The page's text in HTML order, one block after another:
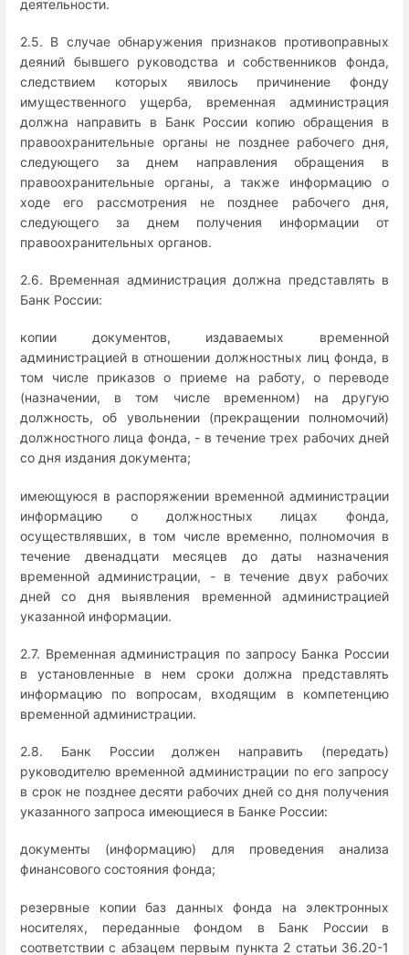
деятельности.
2.5. В случае обнаружения признаков противоправных
деяний бывшего руководства и собственников фонда,
следствием которых явилось причинение фонду
имущественного ущерба, временная администрация
должна направить в Банк России копию обращения в
правоохранительные органы не позднее рабочего дня,
следующего за днем направления обращения в
правоохранительные органы, а также информацию о
ходе его рассмотрения не позднее рабочего дня,
следующего за днем получения информации от
правоохранительных органов.
2.6. Временная администрация должна представлять в
Банк России:
копии документов, издаваемых временной
администрацией в отношении должностных лиц фонда, в
том числе приказов о приеме на работу, о переводе
(назначении, в том числе временном) на другую
должность, об увольнении (прекращении полномочий)
должностного лица фонда, - в течение трех рабочих дней
со дня издания документа;
имеющуюся в распоряжении временной администрации
информацию о должностных лицах фонда,
осуществлявших, в том числе временно, полномочия в
течение двенадцати месяцев до даты назначения
временной администрации, - в течение двух рабочих
дней со дня выявления временной администрацией
указанной информации.
2.7. Временная администрация по запросу Банка России
в установленные в нем сроки должна представлять
информацию по вопросам, входящим в компетенцию
временной администрации.
2.8. Банк России должен направить (передать)
руководителю временной администрации по его запросу
в срок не позднее десяти рабочих дней со дня получения
указанного запроса имеющиеся в Банке России:
документы (информацию) для проведения анализа
финансового состояния фонда;
резервные копии баз данных фонда на электронных
носителях, переданные фондом в Банк России в
соответствии с абзацем первым пункта 2 статьи 36.20-1